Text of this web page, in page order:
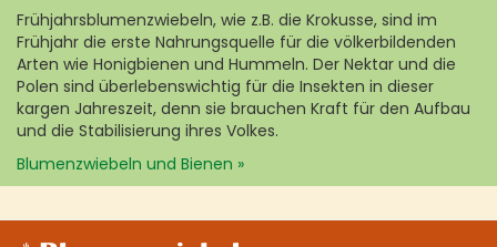
Frühjahrsblumenzwiebeln, wie z.B. die Krokusse, sind im
Frühjahr die erste Nahrungsquelle für die völkerbildenden
Arten wie Honigbienen und Hummeln. Der Nektar und die
Polen sind überlebenswichtig für die Insekten in dieser
kargen Jahreszeit, denn sie brauchen Kraft für den Aufbau
und die Stabilisierung ihres Volkes.
Blumenzwiebeln und Bienen »